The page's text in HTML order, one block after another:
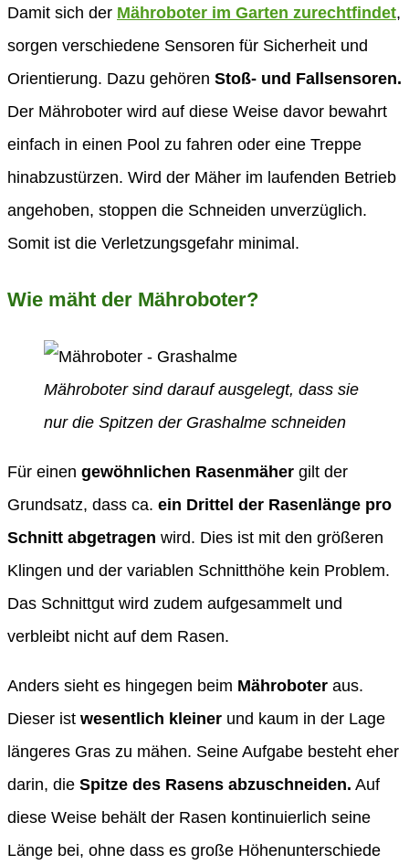
Damit sich der Mähroboter im Garten zurechtfindet,
sorgen verschiedene Sensoren für Sicherheit und
Orientierung. Dazu gehören Stoß- und Fallsensoren.
Der Mähroboter wird auf diese Weise davor bewahrt
einfach in einen Pool zu fahren oder eine Treppe
hinabzustürzen. Wird der Mäher im laufenden Betrieb
angehoben, stoppen die Schneiden unverzüglich.
Somit ist die Verletzungsgefahr minimal.
Wie mäht der Mähroboter?
Mähroboter sind darauf ausgelegt, dass sie
nur die Spitzen der Grashalme schneiden
Für einen gewöhnlichen Rasenmäher gilt der
Grundsatz, dass ca. ein Drittel der Rasenlänge pro
Schnitt abgetragen wird. Dies ist mit den größeren
Klingen und der variablen Schnitthöhe kein Problem.
Das Schnittgut wird zudem aufgesammelt und
verbleibt nicht auf dem Rasen.
Anders sieht es hingegen beim Mähroboter aus.
Dieser ist wesentlich kleiner und kaum in der Lage
längeres Gras zu mähen. Seine Aufgabe besteht eher
darin, die Spitze des Rasens abzuschneiden. Auf
diese Weise behält der Rasen kontinuierlich seine
Länge bei, ohne dass es große Höhenunterschiede